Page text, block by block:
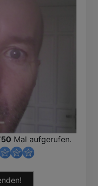
Mal aufgerufen.